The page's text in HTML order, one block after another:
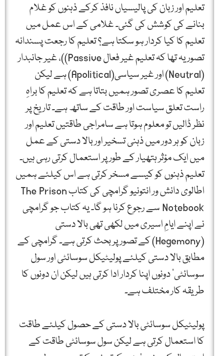
تعلیم اور زبان کی پالیسیاں نافذ کرکے ذہنوں کو غلام
بنانے کی کوشش کی گئی۔ غلامی کے اس عمل میں
تعلیم کا کیا کردار ہو سکتا ہے؟ تعلیم کا رجعت پسندانہ
تصور یہ تھا کہ تعلیم غیر فعال Passive))، غیر جانبدار
(Neutral) اور غیر سیاسی(Apolitical) ہے لیکن
تعلیم کا عصری تصور ہمیں بتاتا ہے کہ تعلیم کا براہِ
راست تعلق سیاست اور طاقت کے ساتھ ہے۔ تاریخ پر
نظر ڈالیں تو معلوم ہوتا ہے سامراجی طاقتیں تعلیم اور
زبان کو ہر دور میں ذہنی تسخیر اور بالا دستی کے عمل
میں ایک مؤثر ہتھیار کے طور پر استعمال کرتی رہی ہیں۔
تعلیم ذہنوں کو کیسے مسخر کرتی ہے اس کیلئے ہمیں
اطالوی دانش ور انتونیو گرامچی کی کتاب The Prison
Notebook سے رجوع کرنا ہو گا۔ یہ کتاب جو گرامچی
نے اپنے ایامِ اسیری میں لکھی تھی بالا دستی
(Hegemony) کے تصور پر بحث کرتی ہے۔ گرامچی کے
مطابق بالا دستی کیلئے پولیٹیکل سوسائٹی اور سول
سوسائٹی‘ دونوں اپنا کردار ادا کرتی ہیں لیکن ان دونوں کا
طریقہ کار مختلف ہے۔
پولیٹیکل سوسائٹی بالا دستی کے حصول کیلئے طاقت
کا استعمال کرتی ہے لیکن سول سوسائٹی طاقت کے